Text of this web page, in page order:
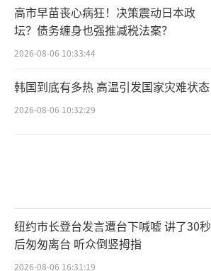
高市早苗丧心病狂！决策震动日本政
坛？债务缠身也强推减税法案？
2026-08-06 10:33:44
韩国到底有多热 高温引发国家灾难状态
2026-08-06 10:32:29
纽约市长登台发言遭台下喊嘘 讲了30秒
后匆匆离台 听众倒竖拇指
2026-08-06 16:31:19